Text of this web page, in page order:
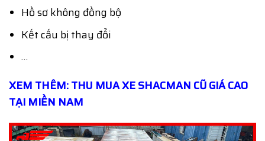
Hồ sơ không đồng bộ
Kết cấu bị thay đổi
…
XEM THÊM: THU MUA XE SHACMAN CŨ GIÁ CAO
TẠI MIỀN NAM